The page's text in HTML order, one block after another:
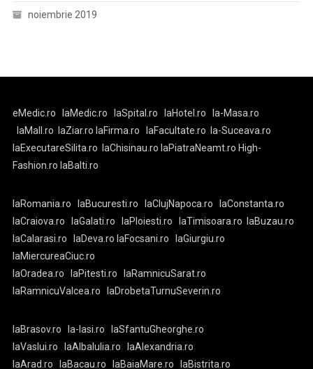
noiembrie 2019
eMedic.ro laMedic.ro laSpital.ro laHotel.ro
la-Masa.ro
laMall.ro
laZiar.ro laFirma.ro laFacultate.ro
la-Suceava.ro
laExecutareSilita.ro
laChisinau.ro laPiatraNeamt.ro High-
Fashion.ro laBalti.ro
laRomania.ro laBucuresti.ro laClujNapoca.ro
laConstanta.ro
laCraiova.ro
laGalati.ro laPloiesti.ro laTimisoara.ro
laBuzau.ro
laCalarasi.ro
laDeva.ro laFocsani.ro
laGiurgiu.ro
laMiercureaCiuc.ro
laOradea.ro
laPitesti.ro
laRamnicuSarat.ro
laRamnicuValcea.ro
laDrobetaTurnuSeverin.ro
laBrasov.ro la-Iasi.ro
laSfantuGheorghe.ro
laVaslui.ro
laAlbaIulia.ro
laAlexandria.ro
laArad.ro
laBacau.ro laBaiaMare.ro laBistrita.ro